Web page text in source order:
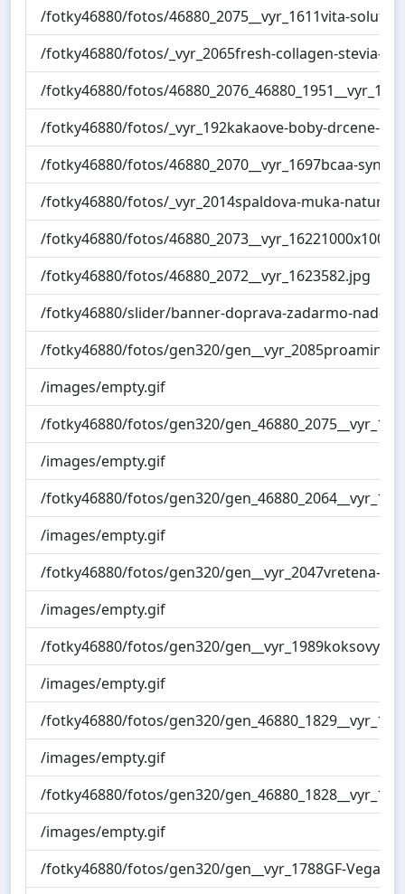
/fotky46880/fotos/46880_2075__vyr_1611vita-
/fotky46880/fotos/_vyr_2065fresh-collagen-stevia-
/fotky46880/fotos/
/fotky46880/fotos/_vyr_192kakaove-boby-drcene-
/fotky46880/fotos/46880_2070__vyr_1697bcaa-
/fotky46880/fotos/_vyr_2014spaldova-muka-
/fotky46880/fotos/
/fotky46880/fotos/46880_2072__vyr_1623582.jpg
/fotky46880/slider/banner-doprava-zadarmo-nad-
/fotky46880/fotos/gen320/
/images/empty.gif
/fotky46880/fotos/gen320/
/images/empty.gif
/fotky46880/fotos/gen320/
/images/empty.gif
/fotky46880/fotos/gen320/gen__vyr_2047vretena-
/images/empty.gif
/fotky46880/fotos/gen320/gen__vyr_1989koksovy-
/images/empty.gif
/fotky46880/fotos/gen320/
/images/empty.gif
/fotky46880/fotos/gen320/
/images/empty.gif
/fotky46880/fotos/gen320/gen__vyr_1788GF-Vegan-